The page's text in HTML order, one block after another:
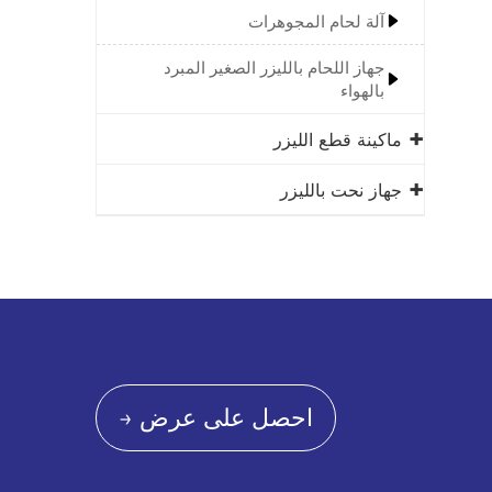
آلة لحام المجوهرات
جهاز اللحام بالليزر الصغير المبرد
بالهواء
ماكينة قطع الليزر
جهاز نحت بالليزر
احصل على عرض →